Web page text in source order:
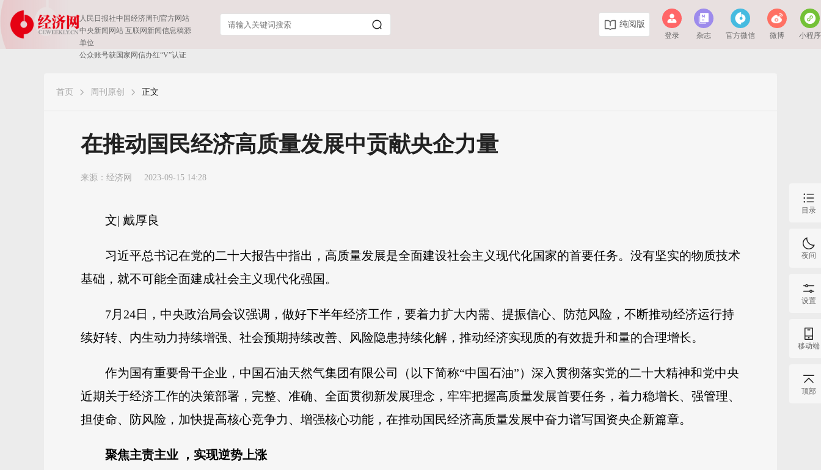
人民日报社中国经济周刊官方网站
中央新闻网站 互联网新闻信息稿源
单位
公众账号获国家网信办红“V”认证
纯阅版
登录 杂志 官方微信 微博 小程序
首页 周刊原创 正文
在推动国民经济高质量发展中贡献央企力量
来源：经济网 2023-09-15 14:28
文| 戴厚良
习近平总书记在党的二十大报告中指出，高质量发展是全面建设社会主义现代化国家的首要任务。没有坚实的物质技术
基础，就不可能全面建成社会主义现代化强国。
7月24日，中央政治局会议强调，做好下半年经济工作，要着力扩大内需、提振信心、防范风险，不断推动经济运行持
续好转、内生动力持续增强、社会预期持续改善、风险隐患持续化解，推动经济实现质的有效提升和量的合理增长。
作为国有重要骨干企业，中国石油天然气集团有限公司（以下简称“中国石油”）深入贯彻落实党的二十大精神和党中央
近期关于经济工作的决策部署，完整、准确、全面贯彻新发展理念，牢牢把握高质量发展首要任务，着力稳增长、强管理、
担使命、防风险，加快提高核心竞争力、增强核心功能，在推动国民经济高质量发展中奋力谱写国资央企新篇章。
聚焦主责主业 ，实现逆势上涨
目录
夜间
设置
移动端
顶部